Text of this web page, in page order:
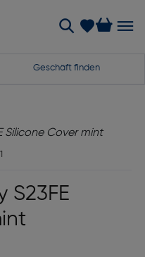
Geschäft finden
1
S23FE